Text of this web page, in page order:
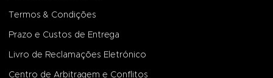
Termos & Condições
Prazo e Custos de Entrega
Livro de Reclamações Eletrónico
Centro de Arbitragem e Conflitos